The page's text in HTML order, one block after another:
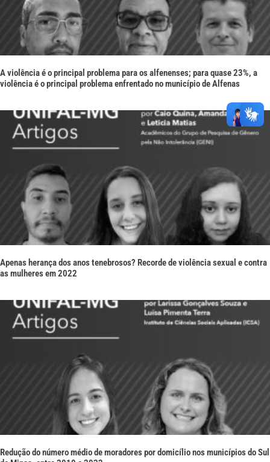
A violência é o principal problema para os alfenenses; para quase 23%, a
violência é o principal problema enfrentado no município de Alfenas
Apenas herança dos anos tenebrosos? Recorde de violência sexual e contra
as mulheres em 2022
Redução do número médio de moradores por domicílio nos municípios do Sul